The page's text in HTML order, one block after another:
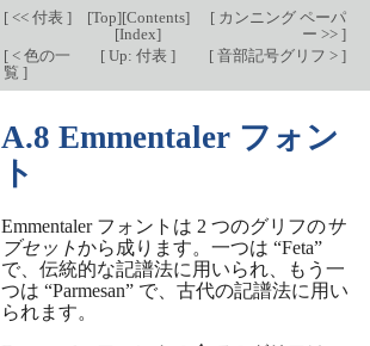
[<< 付表 ] [Top][Contents]
[Index]
[カンニング ペーパ
ー >> ]
[< 色の一
覧 ]
[ Up: 付表] [音部記号グリフ > ]
A.8 Emmentaler フォン
ト
Emmentaler フォントは 2 つのグリフのサ
ブセットから成ります。一つは “Feta”
で、伝統的な記譜法に用いられ、もう一
つは “Parmesan” で、古代の記譜法に用い
られます。